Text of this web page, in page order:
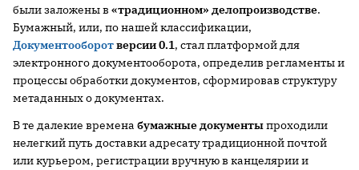
были заложены в «традиционном» делопроизводстве.
Бумажный, или, по нашей классификации,
Документооборотверсии 0.1, стал платформой для
электронного документооборота, определив регламенты и
процессы обработки документов, сформировав структуру
метаданных о документах.
В те далекие времена бумажные документыпроходили
нелегкий путь доставки адресату традиционной почтой
или курьером, регистрации вручную в канцелярии и